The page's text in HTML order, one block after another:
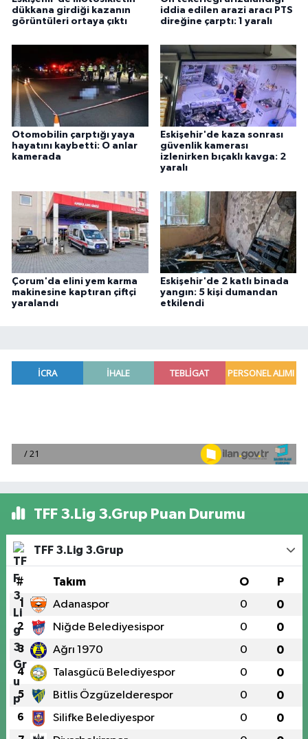
dükkana girdiği kazanın
görüntüleri ortaya çıktı
iddia edilen arazi aracı PTS
direğine çarptı: 1 yaralı
Otomobilin çarptığı yaya
hayatını kaybetti: O anlar
kamerada
Eskişehir'de kaza sonrası
güvenlik kamerası
izlenirken bıçaklı kavga: 2
yaralı
Çorum'da elini yem karma
makinesine kaptıran çiftçi
yaralandı
Eskişehir'de 2 katlı binada
yangın: 5 kişi dumandan
etkilendi
TFF 3.Lig 3.Grup Puan Durumu
TFF 3.Lig 3.Grup
# Takım O P
1 Adanaspor 0 0
2 Niğde Belediyesispor 0 0
3 Ağrı 1970 0 0
4 Talasgücü Belediyespor 0 0
5 Bitlis Özgüzelderespor 0 0
6 Silifke Belediyespor 0 0